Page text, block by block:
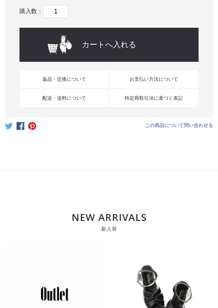
購入数：
返品・交換について お支払い方法について
配送・送料について 特定商取引法に基づく表記
この商品について問い合わせる
NEW ARRIVALS
新入荷